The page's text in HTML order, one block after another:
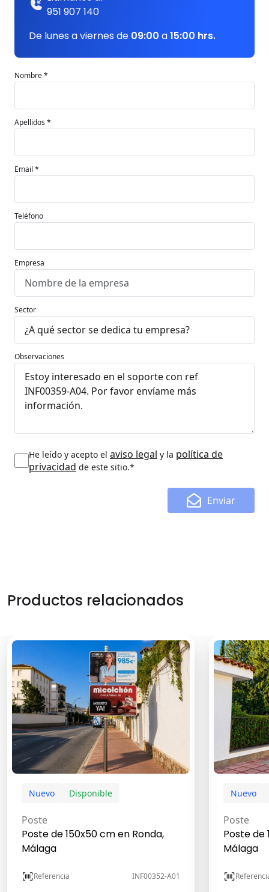
951 907 140
De lunes a viernes de 09:00 a15:00 hrs.
Nombre *
Apellidos *
Email *
Teléfono
Empresa
Sector
Observaciones
He leído y acepto el aviso legal y la política de
privacidad de este sitio.*
Enviar
Productos relacionados
Nuevo Disponible
Poste
Poste de 150x50 cm en Ronda,
Málaga
Referencia INF00352-A01
Nuevo
Poste
Poste de
Málaga